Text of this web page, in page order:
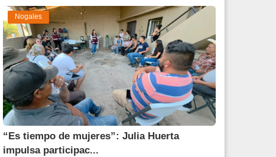
Nogales
“Es tiempo de mujeres”: Julia Huerta
impulsa participac...